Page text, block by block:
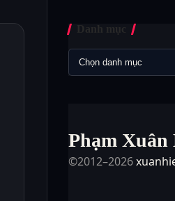
Danh mục
Phạm
©2012–2026